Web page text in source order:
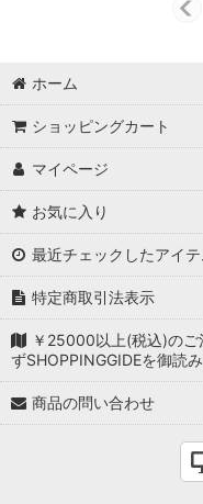
ホーム
ショッピングカート
マイページ
お気に入り
最近チェックしたアイテ
特定商取引法表示
￥25000以上(税込)の
ずSHOPPINGGIDEを御読
商品の問い合わせ